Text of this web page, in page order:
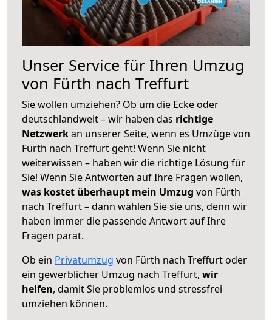
Unser Service für Ihren Umzug
von Fürth nach Treffurt
Sie wollen umziehen? Ob um die Ecke oder
deutschlandweit – wir haben das richtige
Netzwerkan unserer Seite, wenn es Umzüge von
Fürth nach Treffurt geht! Wenn Sie nicht
weiterwissen – haben wir die richtige Lösung für
Sie! Wenn Sie Antworten auf Ihre Fragen wollen,
was kostet überhaupt mein Umzug von Fürth
nach Treffurt – dann wählen Sie sie uns, denn wir
haben immer die passende Antwort auf Ihre
Fragen parat.
Ob ein Privatumzug von Fürth nach Treffurt oder
ein gewerblicher Umzug nach Treffurt, wir
helfen, damit Sie problemlos und stressfrei
umziehen können.